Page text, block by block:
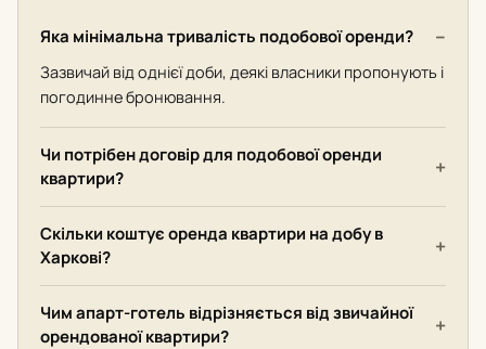
Яка мінімальна тривалість подобової оренди?
Зазвичай від однієї доби, деякі власники пропонують і
погодинне бронювання.
Чи потрібен договір для подобової оренди
квартири?
Скільки коштує оренда квартири на добу в
Харкові?
Чим апарт-готель відрізняється від звичайної
орендованої квартири?